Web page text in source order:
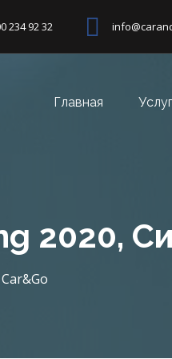
234 92 32
Главная
2020,
Car&Go